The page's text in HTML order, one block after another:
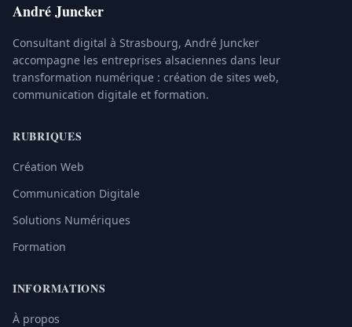
André Juncker
Consultant digital à Strasbourg, André Juncker
accompagne les entreprises alsaciennes dans leur
transformation numérique : création de sites web,
communication digitale et formation.
RUBRIQUES
Création Web
Communication Digitale
Solutions Numériques
Formation
INFORMATIONS
À propos